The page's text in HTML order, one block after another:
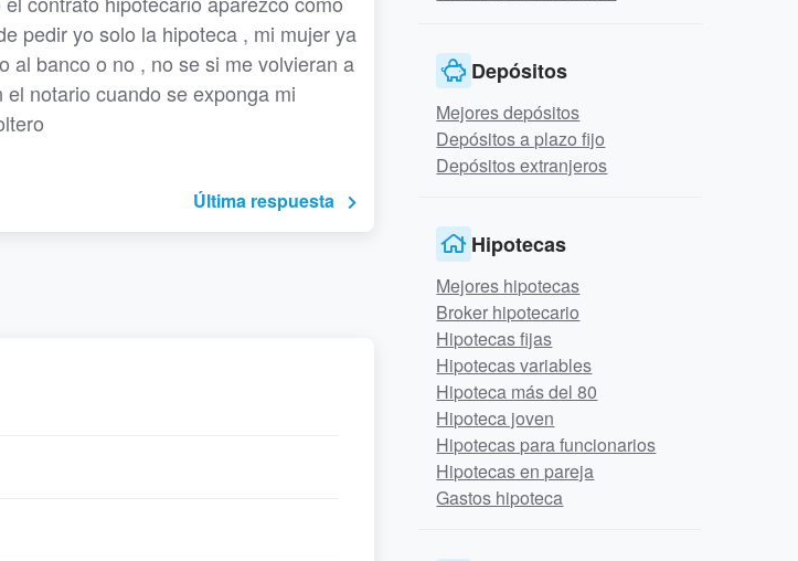
pedir yo solo la hipoteca , mi mujer ya
al banco o no , no se si me volvieran a
notario cuando se exponga mi
Última respuesta
Depósitos
Mejores depósitos
Depósitos a plazo fijo
Depósitos extranjeros
Hipotecas
Mejores hipotecas
Broker hipotecario
Hipotecas fijas
Hipotecas variables
Hipoteca más del 80
Hipoteca joven
Hipotecas para funcionarios
Hipotecas en pareja
Gastos hipoteca